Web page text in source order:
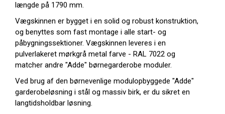
længde på 1790 mm.
Vægskinnen er bygget i en solid og robust konstruktion,
og benyttes som fast montage i alle start- og
påbygningssektioner. Vægskinnen leveres i en
pulverlakeret mørkgrå metal farve - RAL 7022 og
matcher andre "Adde" børnegarderobe moduler.
Ved brug af den børnevenlige modulopbyggede "Adde"
garderobeløsning i stål og massiv birk, er du sikret en
langtidsholdbar løsning.